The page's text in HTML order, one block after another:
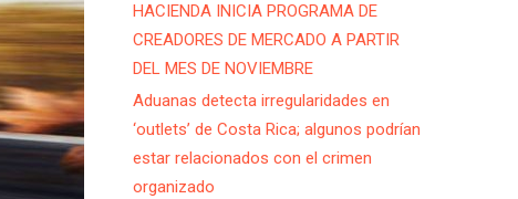
HACIENDA INICIA PROGRAMA DE
CREADORES DE MERCADO A PARTIR
DEL MES DE NOVIEMBRE
Aduanas detecta irregularidades en
‘outlets’ de Costa Rica; algunos podrían
estar relacionados con el crimen
organizado